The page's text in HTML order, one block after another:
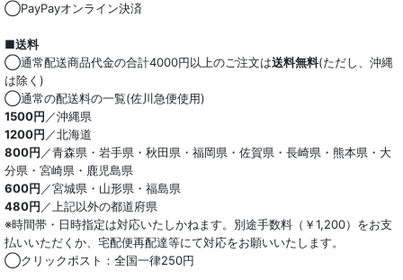
ストレッチ
オーガニック
和紙混生地
ポリエステル混
テンセル混
キュプラ/レーヨン混
シルク混
◯PayPayオンライン決済
■送料
◯通常配送商品代金の合計4000円以上のご注文は送料無料(ただし、沖縄
は除く)
◯通常の配送料の一覧(佐川急便使用)
1500円 ／沖縄県
1200円 ／北海道
800円 ／青森県・岩手県・秋田県・福岡県・佐賀県・長崎県・熊本県・大
分県・宮崎県・鹿児島県
600円 ／宮城県・山形県・福島県
480円 ／上記以外の都道府県
※時間帯・日時指定は対応いたしかねます。別途手数料（￥1,200）をお支
払いいただくか、宅配便再配達等にて対応をお願いいたします。
◯クリックポスト：全国一律250円